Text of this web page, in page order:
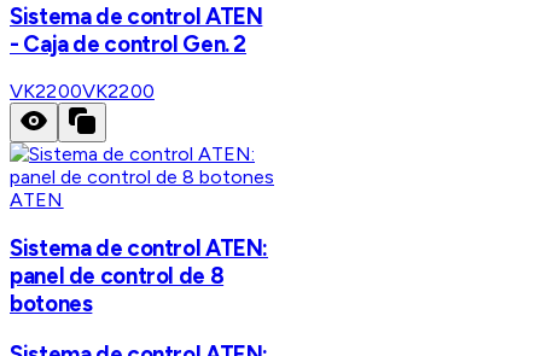
Sistema de control ATEN
- Caja de control Gen. 2
VK2200VK2200
ATEN
Sistema de control ATEN:
panel de control de 8
botones